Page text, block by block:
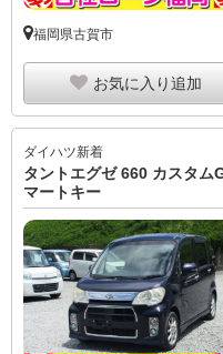
福岡県古賀市
お気に入り追加
ダイハツ新着
タントエグゼ 660 カスタム
マートキー